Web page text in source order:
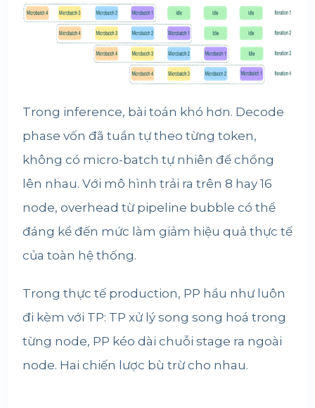
Trong inference, bài toán khó hơn. Decode
phase vốn đã tuần tự theo từng token,
không có micro-batch tự nhiên để chồng
lên nhau. Với mô hình trải ra trên 8 hay 16
node, overhead từ pipeline bubble có thể
đáng kể đến mức làm giảm hiệu quả thực tế
của toàn hệ thống.
Trong thực tế production, PP hầu như luôn
đi kèm với TP: TP xử lý song song hoá trong
từng node, PP kéo dài chuỗi stage ra ngoài
node. Hai chiến lược bù trừ cho nhau.